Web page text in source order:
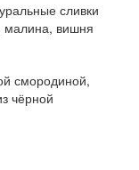
сливки
малина, вишня
смородиной,
чёрной